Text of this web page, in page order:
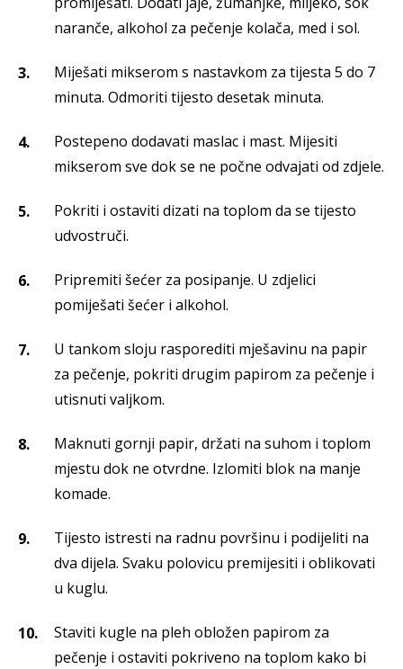
naranče, alkohol za pečenje kolača, med i sol.
Miješati mikserom s nastavkom za tijesta 5 do 7
minuta. Odmoriti tijesto desetak minuta.
Postepeno dodavati maslac i mast. Mijesiti
mikserom sve dok se ne počne odvajati od zdjele.
Pokriti i ostaviti dizati na toplom da se tijesto
udvostruči.
Pripremiti šećer za posipanje. U zdjelici
pomiješati šećer i alkohol.
U tankom sloju rasporediti mješavinu na papir
za pečenje, pokriti drugim papirom za pečenje i
utisnuti valjkom.
Maknuti gornji papir, držati na suhom i toplom
mjestu dok ne otvrdne. Izlomiti blok na manje
komade.
Tijesto istresti na radnu površinu i podijeliti na
dva dijela. Svaku polovicu premijesiti i oblikovati
u kuglu.
Staviti kugle na pleh obložen papirom za
pečenje i ostaviti pokriveno na toplom kako bi